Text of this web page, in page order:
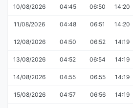
10/08/2026 04:45 06:50 14:20
11/08/2026 04:48 06:51 14:20
12/08/2026 04:50 06:52 14:19
13/08/2026 04:52 06:54 14:19
14/08/2026 04:55 06:55 14:19
15/08/2026 04:57 06:56 14:19